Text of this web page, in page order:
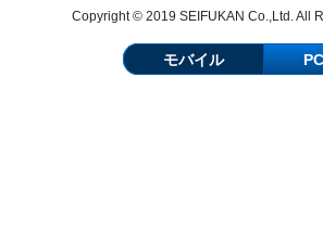
Copyright © 2019 SEIFUKAN Co.,Ltd. All
モバイル PC